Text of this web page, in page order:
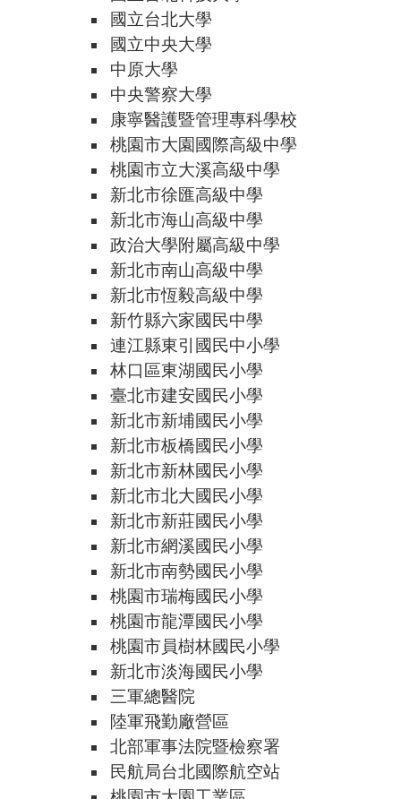
國立台北大學
國立中央大學
中原大學
中央警察大學
康寧醫護暨管理專科學校
桃園市大園國際高級中學
桃園市立大溪高級中學
新北市徐匯高級中學
新北市海山高級中學
政治大學附屬高級中學
新北市南山高級中學
新北市恆毅高級中學
新竹縣六家國民中學
連江縣東引國民中小學
林口區東湖國民小學
臺北市建安國民小學
新北市新埔國民小學
新北市板橋國民小學
新北市新林國民小學
新北市北大國民小學
新北市新莊國民小學
新北市網溪國民小學
新北市南勢國民小學
桃園市瑞梅國民小學
桃園市龍潭國民小學
桃園市員樹林國民小學
新北市淡海國民小學
三軍總醫院
陸軍飛勤廠營區
北部軍事法院暨檢察署
民航局台北國際航空站